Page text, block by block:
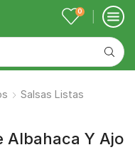
0
Salsas Listas
Albahaca Y Ajo